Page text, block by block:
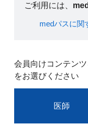
ご利用には、
medパスに関
会員向けコンテン
をお選びください
医師